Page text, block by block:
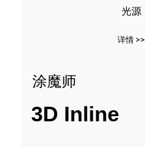
光源
详情 >>
涂魔师
3D Inline